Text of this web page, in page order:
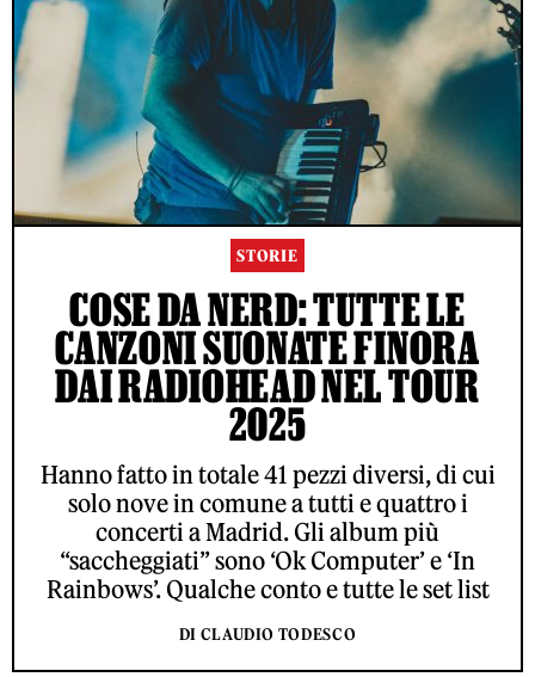
STORIE
COSE DA NERD: TUTTE LE
CANZONI SUONATE FINORA
DAI RADIOHEAD NEL TOUR
2025
Hanno fatto in totale 41 pezzi diversi, di cui
solo nove in comune a tutti e quattro i
concerti a Madrid. Gli album più
“saccheggiati” sono ‘Ok Computer’ e ‘In
Rainbows’. Qualche conto e tutte le set list
DI CLAUDIO TODESCO